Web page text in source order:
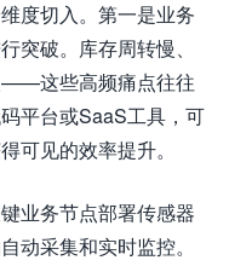
度切入。第一是业务
突破。库存周转慢、
——这些高频痛点往往
平台或SaaS工具，可
可见的效率提升。
业务节点部署传感器
动采集和实时监控。